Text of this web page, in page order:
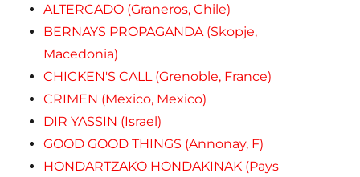
ALTERCADO (Graneros, Chile)
BERNAYS PROPAGANDA (Skopje,
Macedonia)
CHICKEN'S CALL (Grenoble, France)
CRIMEN (Mexico, Mexico)
DIR YASSIN (Israel)
GOOD GOOD THINGS (Annonay, F)
HONDARTZAKO HONDAKINAK (Pays